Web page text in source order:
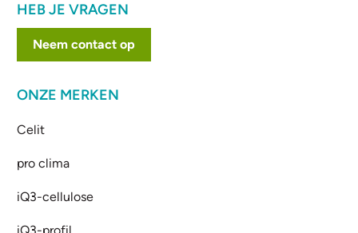
HEB JE VRAGEN
Neem contact op
ONZE MERKEN
Celit
pro clima
iQ3-cellulose